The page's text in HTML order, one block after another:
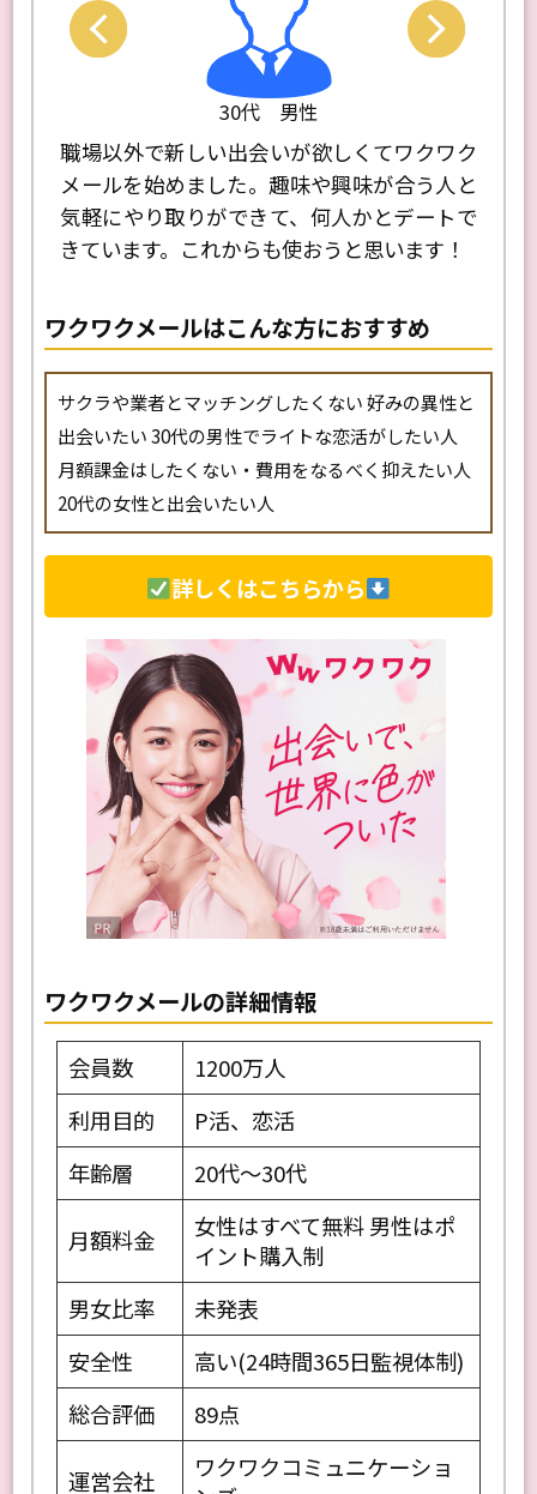
30代 男性
以外で新しい出会いが欲しくてワクワク
ルを始めました。趣味や興味が合う人と
にやり取りができて、何人かとデートで
友達と一緒に
軽に話せる人
は軽い気持ち
ワクワクメールはこんな方におすすめ
サクラや業者とマッチングしたくない 好みの異性と
出会いたい 30代の男性でライトな恋活がしたい人
月額課金はしたくない・費用をなるべく抑えたい人
20代の女性と出会いたい人
詳しくはこちらから
ワクワクメールの詳細情報
会員数
1200万人
利用目的
P活、恋活
年齢層
20代〜30代
女性はすべて無料 男性はポ
イント購入制
男女比率
未発表
安全性
高い(24時間365日監視体制)
総合評価
89点